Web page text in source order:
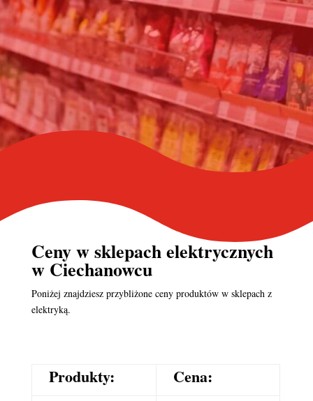
Ceny wsklepach elektrycznych
w Ciechanowcu
Poniżej znajdziesz przybliżone ceny produktów w sklepach z
elektryką.
Produkty: Cena: